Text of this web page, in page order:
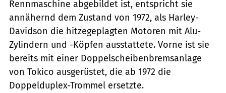
Rennmaschine abgebildet ist, entspricht sie
annähernd dem Zustand von 1972, als Harley-
Davidson die hitzegeplagten Motoren mit Alu-
Zylindern und -Köpfen ausstattete. Vorne ist sie
bereits mit einer Doppelscheibenbremsanlage
von Tokico ausgerüstet, die ab 1972 die
Doppelduplex-Trommel ersetzte.